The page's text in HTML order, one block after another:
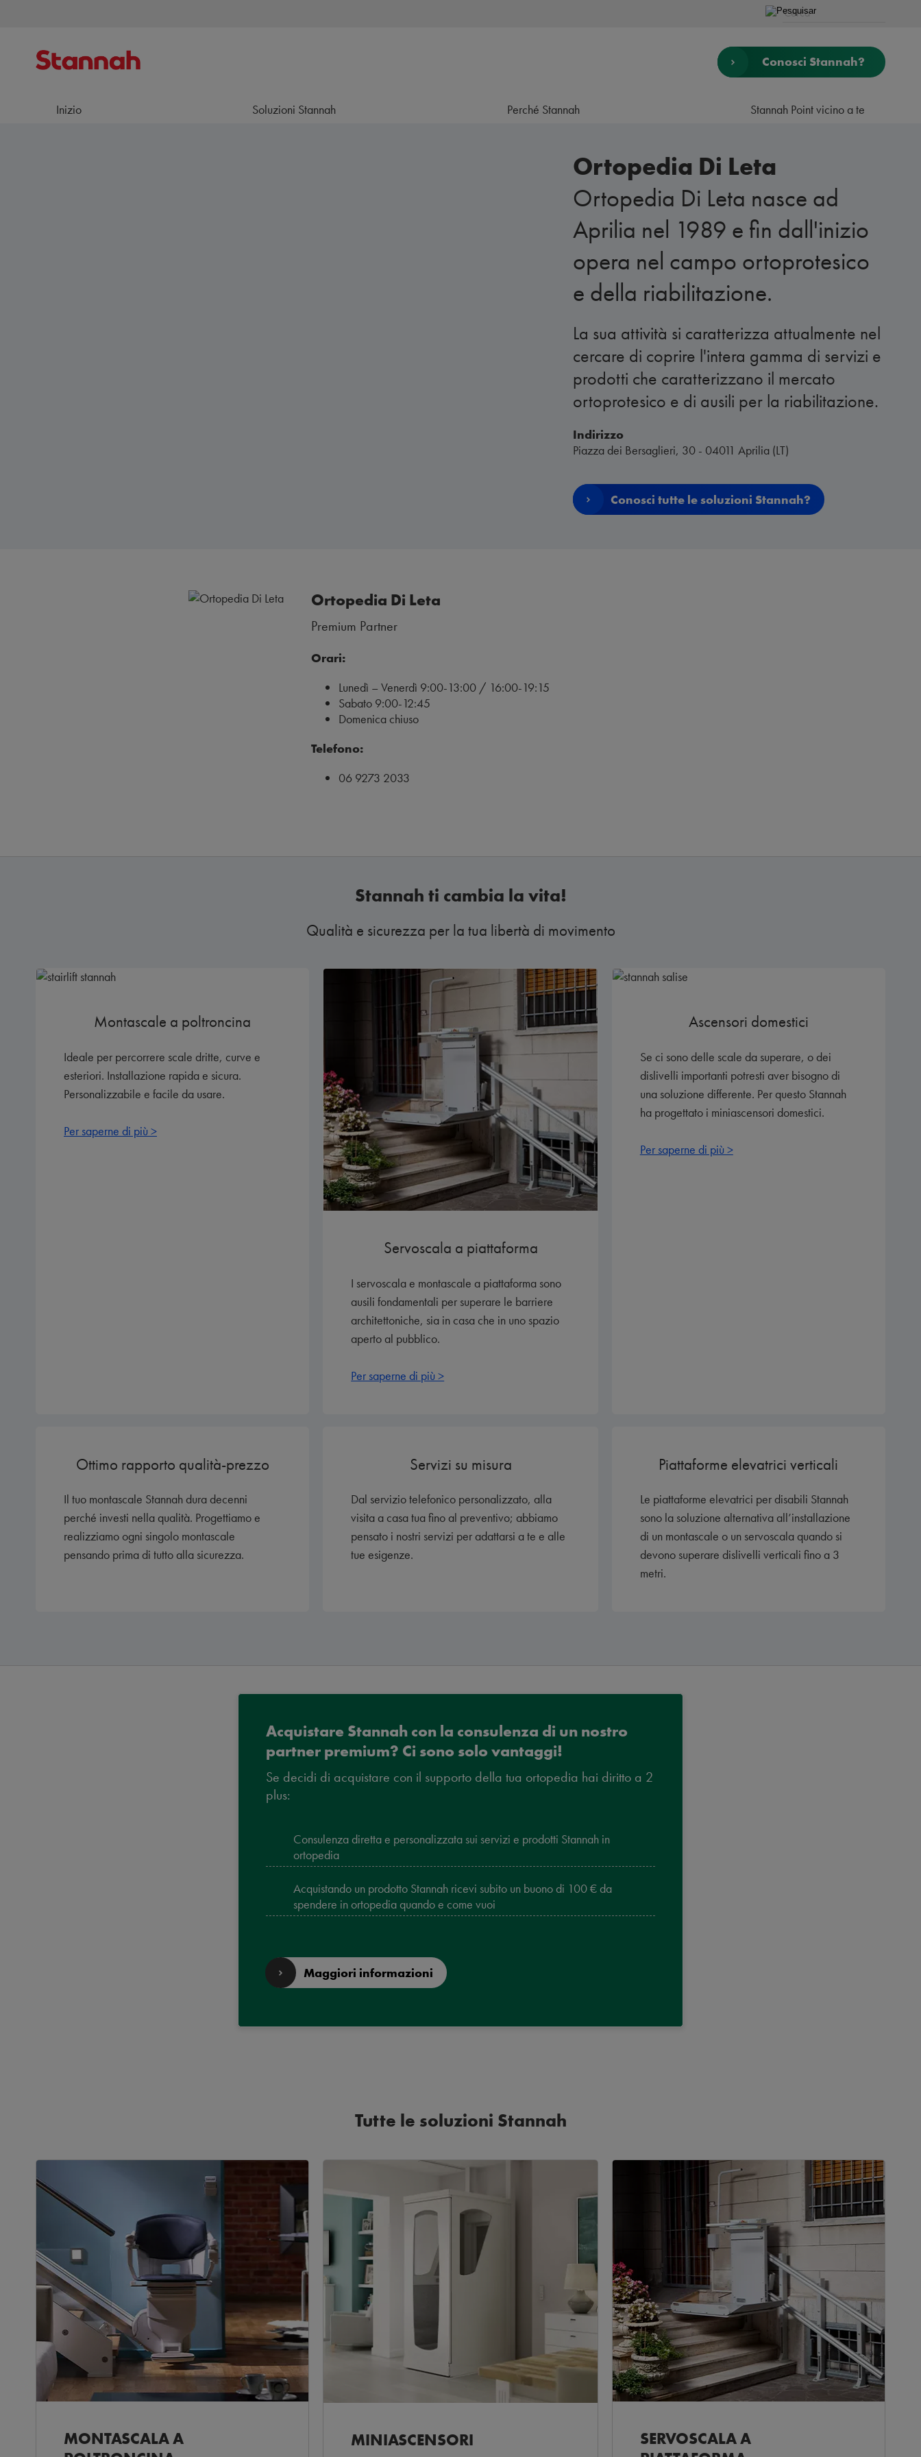
Conosci Stannah?
Inizio Soluzioni Stannah Perché Stannah Stannah Point vicino a te
Ortopedia Di Leta
Ortopedia Di Leta nasce ad
Aprilia nel 1989 e fin dall'inizio
opera nel campo ortoprotesico
e della riabilitazione.
La sua attività si caratterizza attualmente nel
cercare di coprire l'intera gamma di servizi e
prodotti che caratterizzano il mercato
ortoprotesico e di ausili per la riabilitazione.
Indirizzo
Piazza dei Bersaglieri, 30 - 04011 Aprilia (LT)
Conosci tutte le soluzioni Stannah?
Ortopedia Di Leta
Premium Partner
Orari:
Lunedì – Venerdì 9:00-13:00 / 16:00-19:15
Sabato 9:00-12:45
Domenica chiuso
Telefono:
06 9273 2033
Stannah ti cambia la vita!
Qualità e sicurezza per la tua libertà di movimento
Montascale a poltroncina
Ideale per percorrere scale dritte, curve e
esteriori. Installazione rapida e sicura.
Personalizzabile e facile da usare.
Per saperne di più >
Servoscala a piattaforma
I servoscala e montascale a piattaforma sono
ausili fondamentali per superare le barriere
architettoniche, sia in casa che in uno spazio
aperto al pubblico.
Per saperne di più >
Ascensori domestici
Se ci sono delle scale da superare, o dei
dislivelli importanti potresti aver bisogno di
una soluzione differente. Per questo Stannah
ha progettato i miniascensori domestici.
Per saperne di più >
Ottimo rapporto qualità-prezzo
Il tuo montascale Stannah dura decenni
perché investi nella qualità. Progettiamo e
realizziamo ogni singolo montascale
pensando prima di tutto alla sicurezza.
Servizi su misura
Dal servizio telefonico personalizzato, alla
visita a casa tua fino al preventivo; abbiamo
pensato i nostri servizi per adattarsi a te e alle
tue esigenze.
Piattaforme elevatrici verticali
Le piattaforme elevatrici per disabili Stannah
sono la soluzione alternativa all’installazione
di un montascale o un servoscala quando si
devono superare dislivelli verticali fino a 3
metri.
Acquistare Stannah con la consulenza di un nostro
partner premium? Ci sono solo vantaggi!
Se decidi di acquistare con il supporto della tua ortopedia hai diritto a 2
plus:
Consulenza diretta e personalizzata sui servizi e prodotti Stannah in
ortopedia
Acquistando un prodotto Stannah ricevi subito un buono di 100 € da
spendere in ortopedia quando e come vuoi
Maggiori informazioni
Tutte le soluzioni Stannah
MONTASCALA A
MINIASCENSORI
SERVOSCALA A